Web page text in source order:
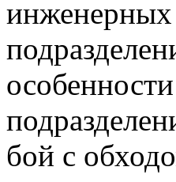
инженерных
бой с